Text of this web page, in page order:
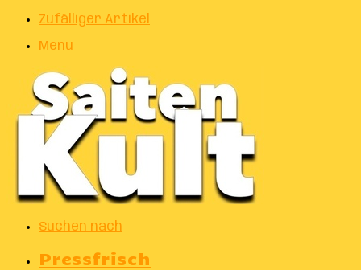
Zufälliger Artikel
Menu
Suchen nach
Pressfrisch